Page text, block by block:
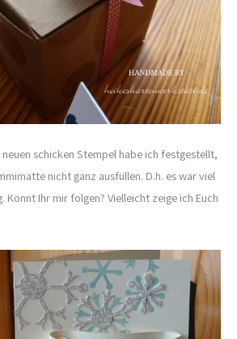
schicken Stempel habe ich festgestellt,
nicht ganz ausfüllen. D.h. es war viel
Könnt Ihr mir folgen? Vielleicht zeige ich Euch